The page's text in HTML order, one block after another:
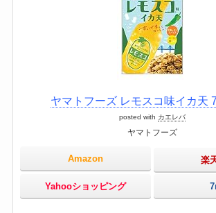
ヤマトフーズ レモスコ味イカ天
posted with カエレバ
ヤマトフーズ
Amazon 楽
Yahooショッピング